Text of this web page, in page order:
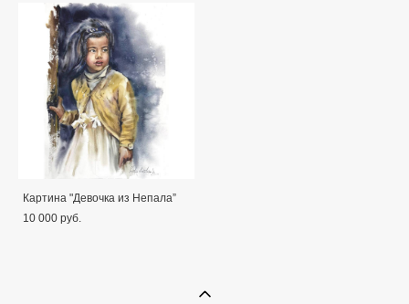
Картина "Девочка из Непала”
10 000 pуб.